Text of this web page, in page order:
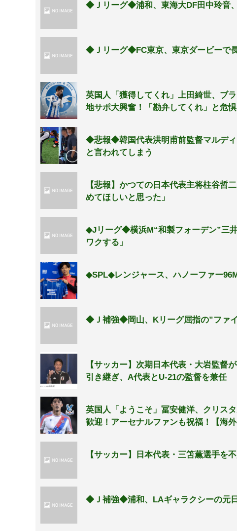
◆Ｊリーグ◆浦和、東海大DF田中玲音
◆Ｊリーグ◆FC東京、東京ダービーで
英国人「獲得してくれ」上田綺世、ブ
地サポ大興奮！「勘弁してくれ」と危
◆悲報◆韓国代表洪明甫前監督マルディ
と言われてしまう
【悲報】かつての日本代表主将柱谷
めてほしいと思った」
◆Jリーグ◆横浜M“和製フォーデン”三
ワクする」
◆SPL◆レンジャース、ハノーファー
◆Ｊ補強◆岡山、Kリーグ屈指の”ファ
【サッカー】次期日本代表・大岩監
引き継ぎ、A代表とU-21の監督を兼任
英国人「ようこそ」冨安健洋、クリス
歓迎！アーセナルファンも祝福！【海外
【サッカー】日本代表・三笘薫選手
◆Ｊ補強◆浦和、LAギャラクシーの元